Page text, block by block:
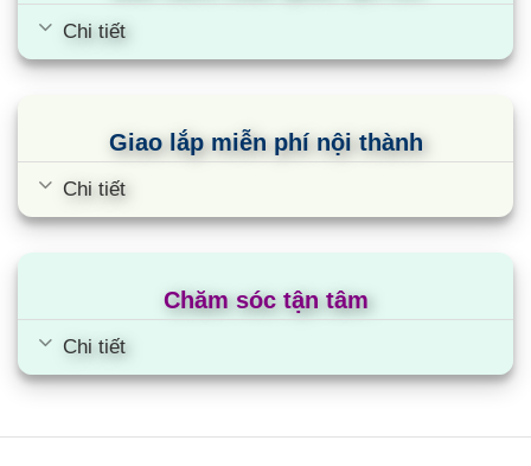
Chi tiết
Giao lắp miễn phí nội thành
Chi tiết
Chăm sóc tận tâm
Chi tiết